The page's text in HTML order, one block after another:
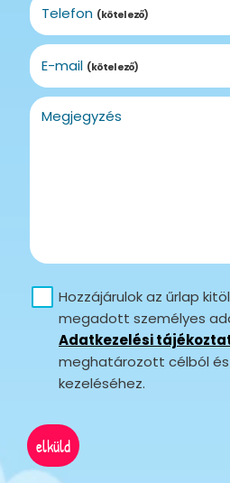
Telefon (kötelező)
E-mail (kötelező)
Megjegyzés
Hozzájárulok az űrlap
megadott személyes
Adatkezelési
meghatározott célból
kezeléséhez.
elküld